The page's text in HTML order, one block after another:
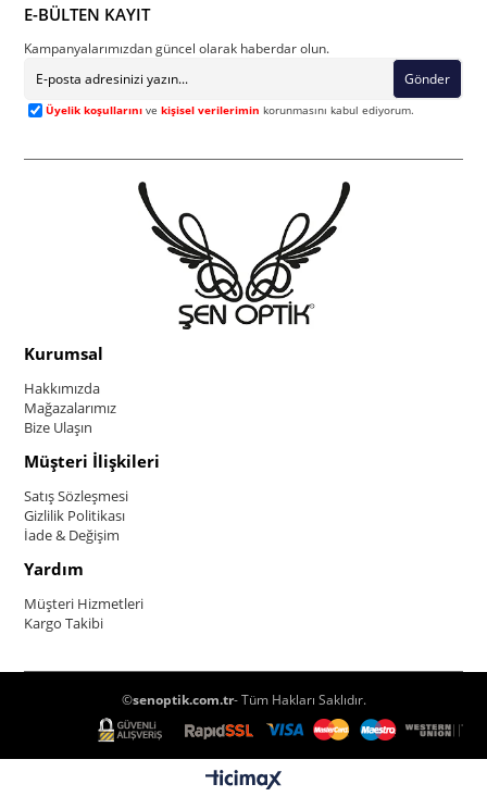
E-BÜLTEN KAYIT
Kampanyalarımızdan güncel olarak haberdar olun.
Gönder
Üyelik koşullarını vekişisel verilerimin korunmasını kabul ediyorum.
Kurumsal
Hakkımızda
Mağazalarımız
Bize Ulaşın
Müşteri İlişkileri
Satış Sözleşmesi
Gizlilik Politikası
İade & Değişim
Yardım
Müşteri Hizmetleri
Kargo Takibi
©senoptik.com.tr- Tüm Hakları Saklıdır.